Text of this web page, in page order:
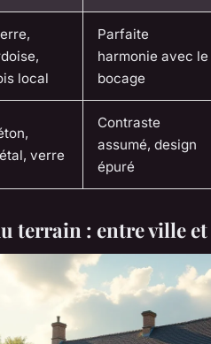
local
Parfaite
harmonie avec le
bocage
verre
Contraste
assumé, design
épuré
terrain : entre ville et